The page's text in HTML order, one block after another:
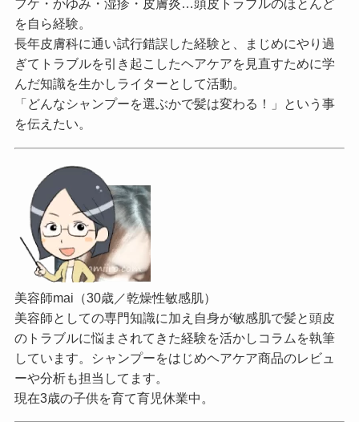
フケ・かゆみ・湿疹・皮膚炎…頭皮トラブルのほとんど
を自ら経験。
長年皮膚科に通い試行錯誤した経験と、まじめにやり過
ぎてトラブルを引き起こしたヘアケアを見直すために学
んだ知識を生かしライターとして活動。
「どんなシャンプーを選ぶかで髪は変わる！」という事
を伝えたい。
美容師mai（30歳／乾燥性敏感肌）
美容師としての専門知識に加え自身が敏感肌で髪と頭皮
のトラブルに悩まされてきた経験を活かしコラムを執筆
しています。シャンプーをはじめヘアケア商品のレビュ
ーや分析も担当してます。
現在3歳の子供を育て育児休業中。